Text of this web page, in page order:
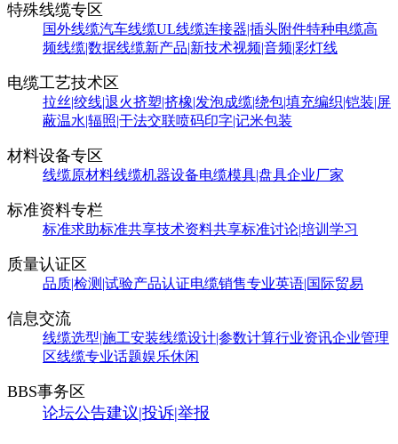
特殊线缆专区
国外线缆汽车线缆UL线缆连接器|插头附件特种电缆高
频线缆|数据线缆新产品|新技术视频|音频|彩灯线
电缆工艺技术区
拉丝|绞线|退火挤塑|挤橡|发泡成缆|绕包|填充编织|铠装|屏
蔽温水|辐照|干法交联喷码印字|记米包装
材料设备专区
线缆原材料线缆机器设备电缆模具|盘具企业厂家
标准资料专栏
标准求助标准共享技术资料共享标准讨论|培训学习
质量认证区
品质|检测|试验产品认证电缆销售专业英语|国际贸易
信息交流
线缆选型|施工安装线缆设计|参数计算行业资讯企业管理
区线缆专业话题娱乐休闲
BBS事务区
论坛公告建议|投诉|举报